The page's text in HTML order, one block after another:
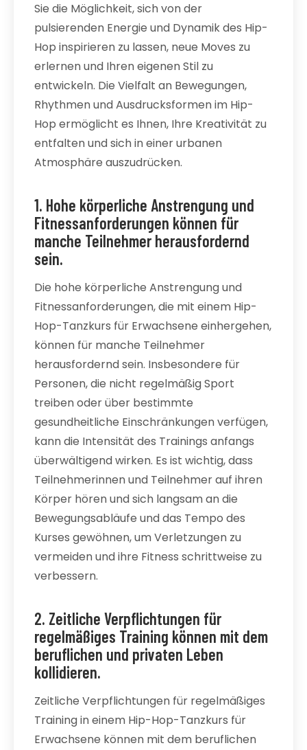
Sie die Möglichkeit, sich von der
pulsierenden Energie und Dynamik des Hip-
Hop inspirieren zu lassen, neue Moves zu
erlernen und Ihren eigenen Stil zu
entwickeln. Die Vielfalt an Bewegungen,
Rhythmen und Ausdrucksformen im Hip-
Hop ermöglicht es Ihnen, Ihre Kreativität zu
entfalten und sich in einer urbanen
Atmosphäre auszudrücken.
1. Hohe körperliche Anstrengung und
Fitnessanforderungen können für
manche Teilnehmer herausfordernd
sein.
Die hohe körperliche Anstrengung und
Fitnessanforderungen, die mit einem Hip-
Hop-Tanzkurs für Erwachsene einhergehen,
können für manche Teilnehmer
herausfordernd sein. Insbesondere für
Personen, die nicht regelmäßig Sport
treiben oder über bestimmte
gesundheitliche Einschränkungen verfügen,
kann die Intensität des Trainings anfangs
überwältigend wirken. Es ist wichtig, dass
Teilnehmerinnen und Teilnehmer auf ihren
Körper hören und sich langsam an die
Bewegungsabläufe und das Tempo des
Kurses gewöhnen, um Verletzungen zu
vermeiden und ihre Fitness schrittweise zu
verbessern.
2. Zeitliche Verpflichtungen für
regelmäßiges Training können mit dem
beruflichen und privaten Leben
kollidieren.
Zeitliche Verpflichtungen für regelmäßiges
Training in einem Hip-Hop-Tanzkurs für
Erwachsene können mit dem beruflichen